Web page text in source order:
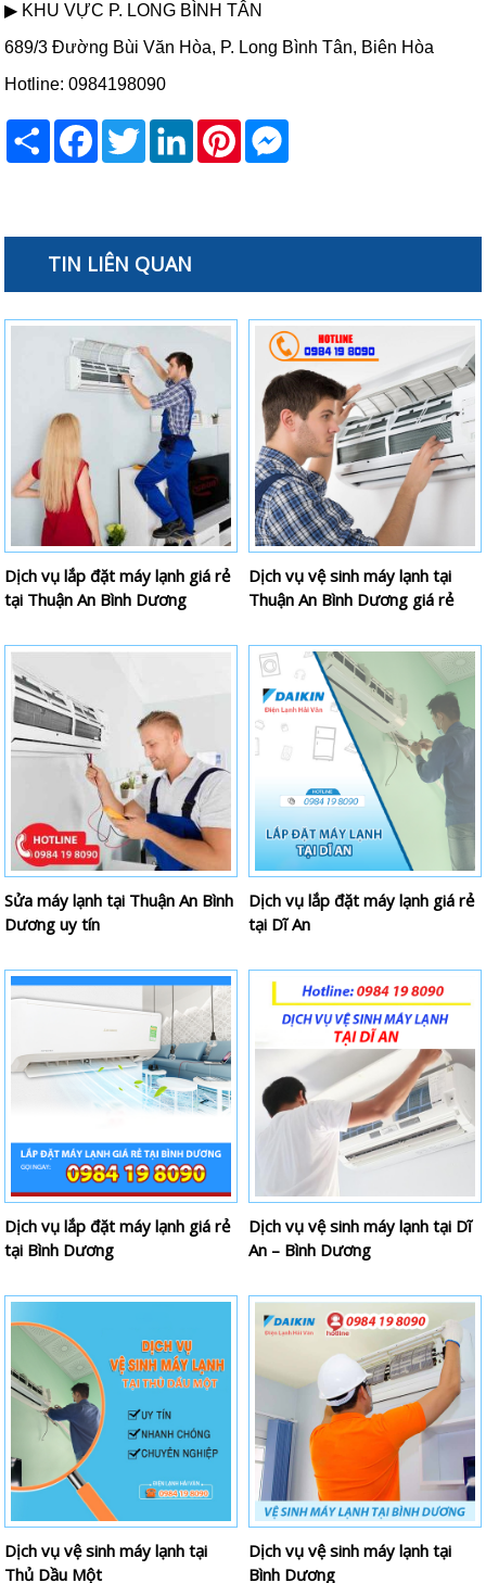
▶ KHU VỰC P. LONG BÌNH TÂN
689/3 Đường Bùi Văn Hòa, P. Long Bình Tân, Biên Hòa
Hotline: 0984198090
Share FacebookTwitter LinkedInPinterest
TIN LIÊN QUAN
Dịch vụ lắp đặt máy lạnh giá rẻ
tại Thuận An Bình Dương
Dịch vụ vệ sinh máy lạnh tại
Thuận An Bình Dương giá rẻ
Sửa máy lạnh tại Thuận An Bình
Dương uy tín
Dịch vụ lắp đặt máy lạnh giá rẻ
tại Dĩ An
Dịch vụ lắp đặt máy lạnh giá rẻ
tại Bình Dương
Dịch vụ vệ sinh máy lạnh tại Dĩ
An – Bình Dương
Dịch vụ vệ sinh máy lạnh tại
Thủ Dầu Một
Dịch vụ vệ sinh máy lạnh tại
Bình Dương